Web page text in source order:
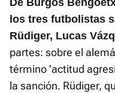
De Burgos
los tres futbolistas
Rüdiger, Lucas
partes: sobre el
término 'actitud
la sanción. Rüdiger,